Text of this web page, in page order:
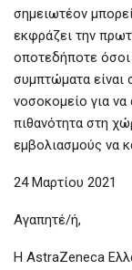
σημειωτέον
εκφράζει την
οποτεδήποτε όσοι
συμπτώματα είναι
νοσοκομείο για
πιθανότητα στη
εμβολιασμούς να
24 Μαρτίου 2021
Αγαπητέ/ή,
Η AstraZeneca